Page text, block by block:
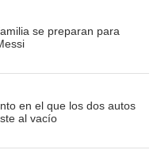
se preparan para
en el que los dos autos
al vacío